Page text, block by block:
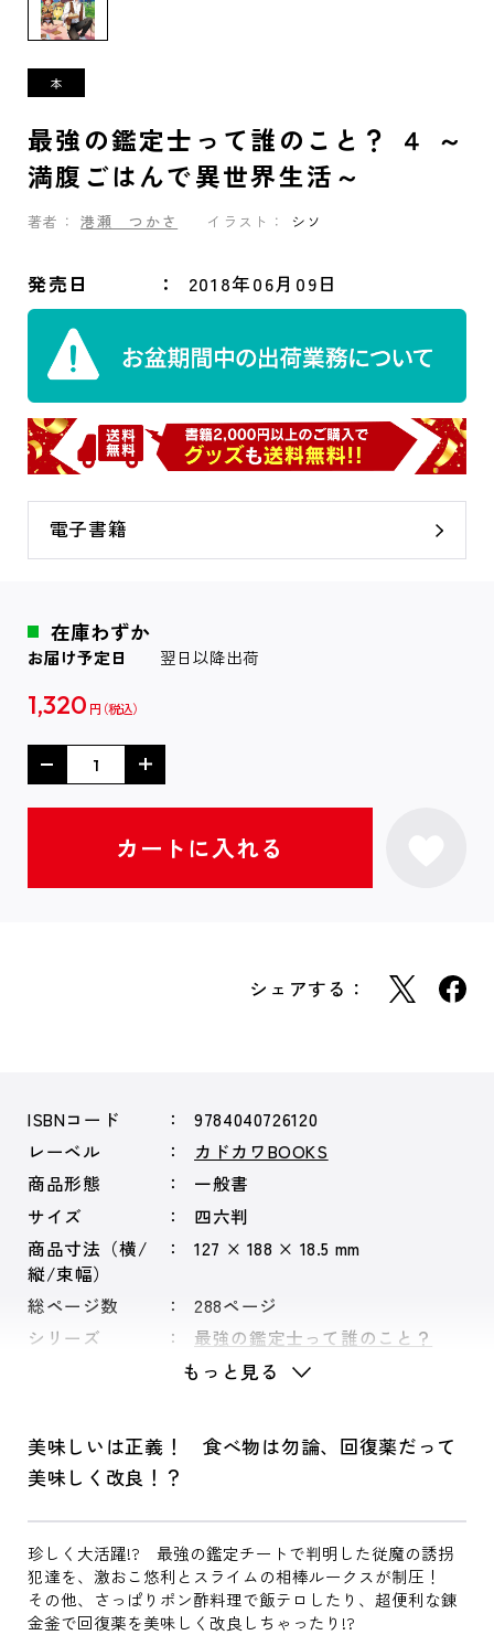
最強の鑑定士って誰のこと？ ４ ～
満腹ごはんで異世界生活～
著者： 港瀬 つかさ イラスト： シソ
発売日 2018年06月09日
電子書籍
在庫わずか
お届け予定日 翌日以降出荷
1,320 円
シェアする：
ISBNコード
9784040726120
レーベル
カドカワBOOKS
商品形態
一般書
サイズ
四六判
商品寸法（横/
縦/束幅）
127 × 188 × 18.5 mm
総ページ数
288ページ
シリーズ
最強の鑑定士って誰のこと？
もっと見る
美味しいは正義！ 食べ物は勿論、回復薬だって
美味しく改良！？
珍しく大活躍!? 最強の鑑定チートで判明した従魔の誘拐
犯達を、激おこ悠利とスライムの相棒ルークスが制圧！
その他、さっぱりポン酢料理で飯テロしたり、超便利な錬
金釜で回復薬を美味しく改良しちゃったり!?